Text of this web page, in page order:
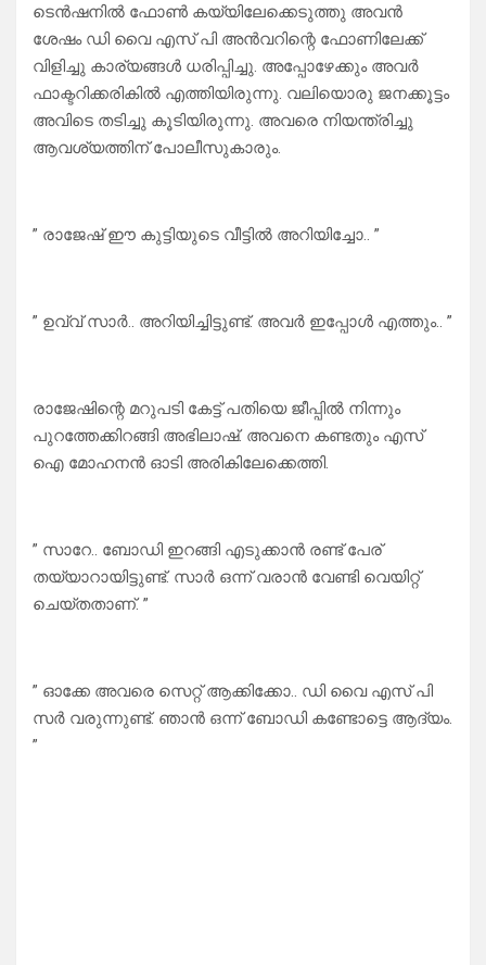
ടെൻഷനിൽ ഫോൺ കയ്യിലേക്കെടുത്തു അവൻ
ശേഷം ഡി വൈ എസ് പി അൻവറിന്റെ ഫോണിലേക്ക്
വിളിച്ചു കാര്യങ്ങൾ ധരിപ്പിച്ചു. അപ്പോഴേക്കും അവർ
ഫാക്ടറിക്കരികിൽ എത്തിയിരുന്നു. വലിയൊരു ജനക്കൂട്ടം
അവിടെ തടിച്ചു കൂടിയിരുന്നു. അവരെ നിയന്ത്രിച്ചു
ആവശ്യത്തിന് പോലീസുകാരും.
” രാജേഷ് ഈ കുട്ടിയുടെ വീട്ടിൽ അറിയിച്ചോ.. ”
” ഉവ്വ് സാർ.. അറിയിച്ചിട്ടുണ്ട്. അവർ ഇപ്പോൾ എത്തും.. ”
രാജേഷിന്റെ മറുപടി കേട്ട് പതിയെ ജീപ്പിൽ നിന്നും
പുറത്തേക്കിറങ്ങി അഭിലാഷ്. അവനെ കണ്ടതും എസ്
ഐ മോഹനൻ ഓടി അരികിലേക്കെത്തി.
” സാറേ.. ബോഡി ഇറങ്ങി എടുക്കാൻ രണ്ട് പേര്
തയ്യാറായിട്ടുണ്ട്. സാർ ഒന്ന് വരാൻ വേണ്ടി വെയിറ്റ്
ചെയ്തതാണ്. ”
” ഓക്കേ അവരെ സെറ്റ് ആക്കിക്കോ.. ഡി വൈ എസ് പി
സർ വരുന്നുണ്ട്. ഞാൻ ഒന്ന് ബോഡി കണ്ടോട്ടെ ആദ്യം.
”